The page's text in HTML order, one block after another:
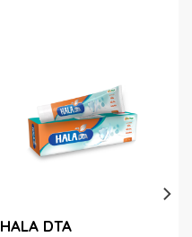
HALA DTA